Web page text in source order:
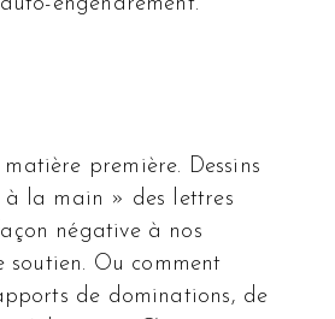
engendrement.
matière première. Dessins
la main » des lettres
négative à nos
soutien. Ou comment
de dominations, de